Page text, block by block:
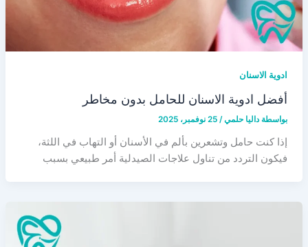
ادوية الاسنان
أفضل ادوية الاسنان للحامل بدون مخاطر
بواسطة داليا حلمي/ 25 نوفمبر، 2025
إذا كنت حامل وتشعرين بألم في الأسنان أو التهاب في اللثة،
فيكون التردد من تناول علاجات الصيدلية أمر طبيعي بسبب